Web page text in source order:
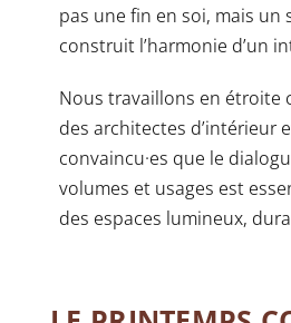
pas une fin en soi, mais un
construit l’harmonie d’un
Nous travaillons en étroite
des architectes d’intérieur
convaincu·es que le
volumes et usages est
des espaces lumineux,